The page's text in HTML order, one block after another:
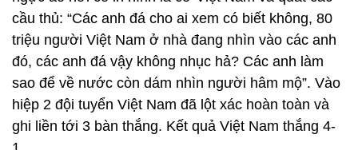
cầu thủ: “Các anh đá cho ai xem có biết không, 80
triệu người Việt Nam ở nhà đang nhìn vào các anh
đó, các anh đá vậy không nhục hả? Các anh làm
sao để về nước còn dám nhìn người hâm mộ”. Vào
hiệp 2 đội tuyển Việt Nam đã lột xác hoàn toàn và
ghi liền tới 3 bàn thắng. Kết quả Việt Nam thắng 4-